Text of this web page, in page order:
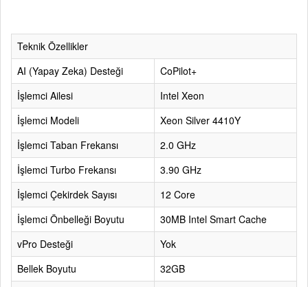
Teknik Özellikler
AI (Yapay Zeka) Desteği
CoPilot+
İşlemci Ailesi
Intel Xeon
İşlemci Modeli
Xeon Silver 4410Y
İşlemci Taban Frekansı
2.0 GHz
İşlemci Turbo Frekansı
3.90 GHz
İşlemci Çekirdek Sayısı
12 Core
İşlemci Önbelleği Boyutu
30MB Intel Smart Cache
vPro Desteği
Yok
Bellek Boyutu
32GB